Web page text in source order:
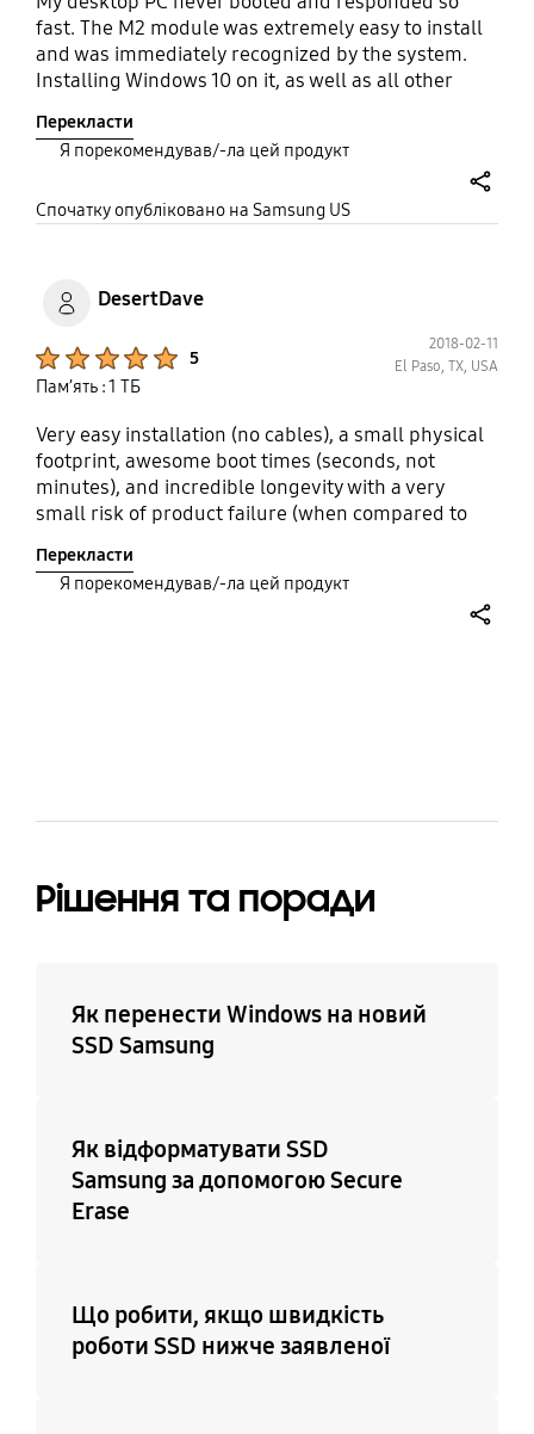
fast. The M2 module was extremely easy to install
and was immediately recognized by the system.
Installing Windows 10 on it, as well as all other
Перекласти
Я порекомендував/-ла цей продукт
Спочатку опубліковано на Samsung US
DesertDave
5
2018-02-11
El Paso, TX, USA
Пам’ять : 1 ТБ
Very easy installation (no cables), a small physical
footprint, awesome boot times (seconds, not
minutes), and incredible longevity with a very
small risk of product failure (when compared to
Перекласти
Я порекомендував/-ла цей продукт
Рішення та поради
Як перенести Windows на новий
SSD Samsung
Як відформатувати SSD
Samsung за допомогою Secure
Erase
Що робити, якщо швидкість
роботи SSD нижче заявленої